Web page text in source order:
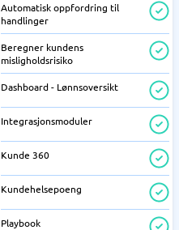
Automatisk oppfordring til
handlinger
Beregner kundens
misligholdsrisiko
Dashboard - Lønnsoversikt
Integrasjonsmoduler
Kunde 360
Kundehelsepoeng
Playbook